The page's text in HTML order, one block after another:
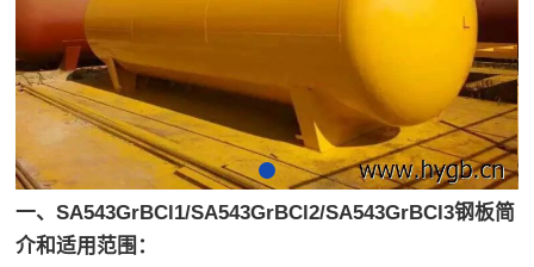
一、SA543GrBCl1/SA543GrBCl2/SA543GrBCl3钢板简
介和适用范围：